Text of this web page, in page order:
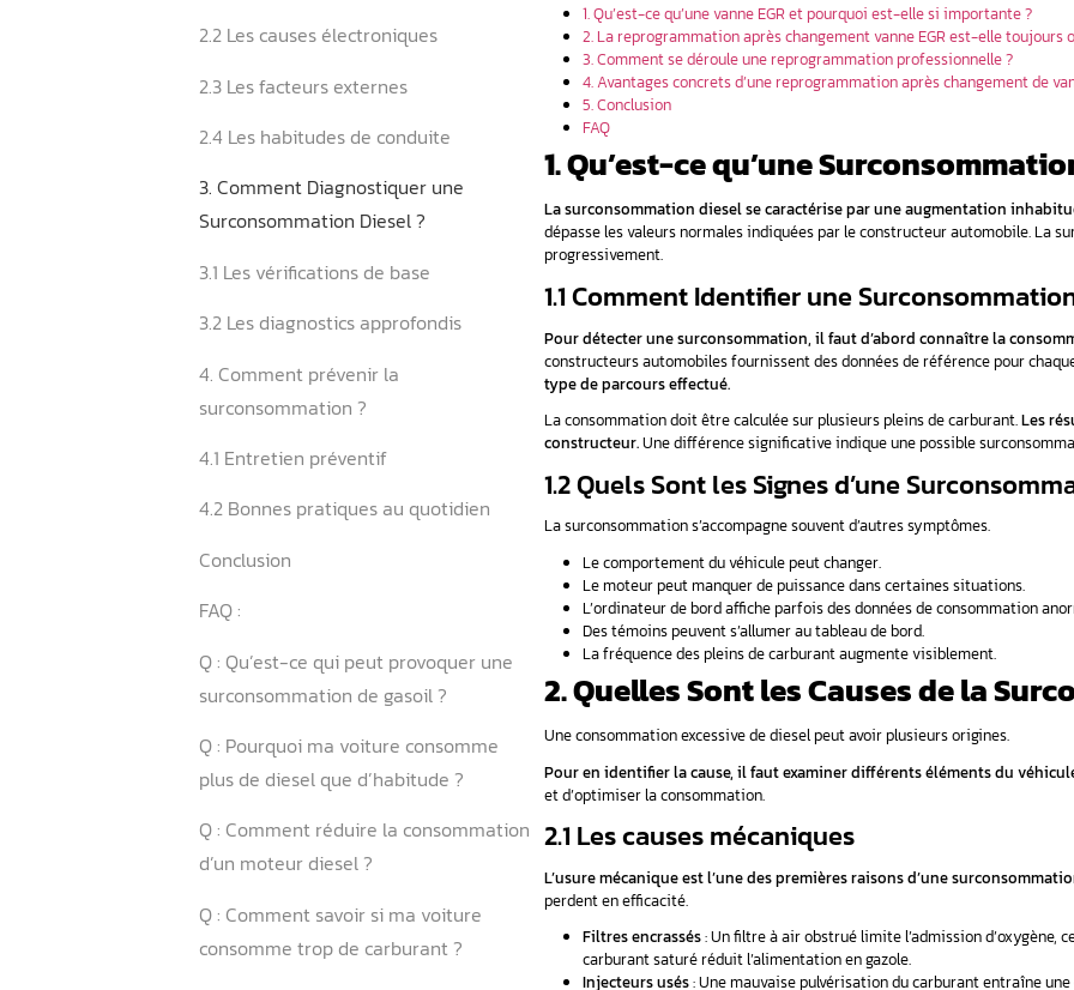
Surconsommation ?
2. Quelles Sont les Causes de la
Surconsommation Diesel ?
2.1 Les causes mécaniques
2.2 Les causes électroniques
2.3 Les facteurs externes
2.4 Les habitudes de conduite
3. Comment Diagnostiquer une
3.1 Les vérifications de base
3.2 Les diagnostics approfondis
4. Comment prévenir la
4.1 Entretien préventif
4.2 Bonnes pratiques au quotidien
Conclusion
L’entretien régulier prévient la
Votre style de conduite influence la
Sommaire
1. Qu’est-ce qu’une vanne EGR et
3. Comment se déroule une
5. Conclusion
FAQ
1. Qu’est-ce qu’une
La surconsommation diesel se caractérise
dépasse les valeurs normales indiquées
progressivement.
1.1 Comment Identifier une
Pour détecter une surconsommation, il
constructeurs automobiles fournissent des
type de parcours effectué.
La consommation doit être calculée sur
constructeur.Une différence significative
1.2 Quels Sont les Signes
La surconsommation s’accompagne souvent
Le moteur peut manquer de puissance
L’ordinateur de bord affiche parfois des